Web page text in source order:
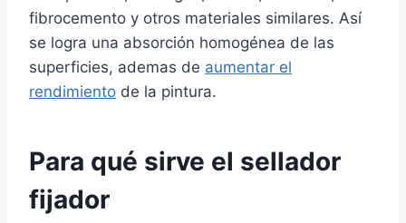
fibrocemento y otros materiales similares. Así
se logra una absorción homogénea de las
superficies, ademas de aumentar el
rendimiento de la pintura.
Para qué sirve el sellador
fijador